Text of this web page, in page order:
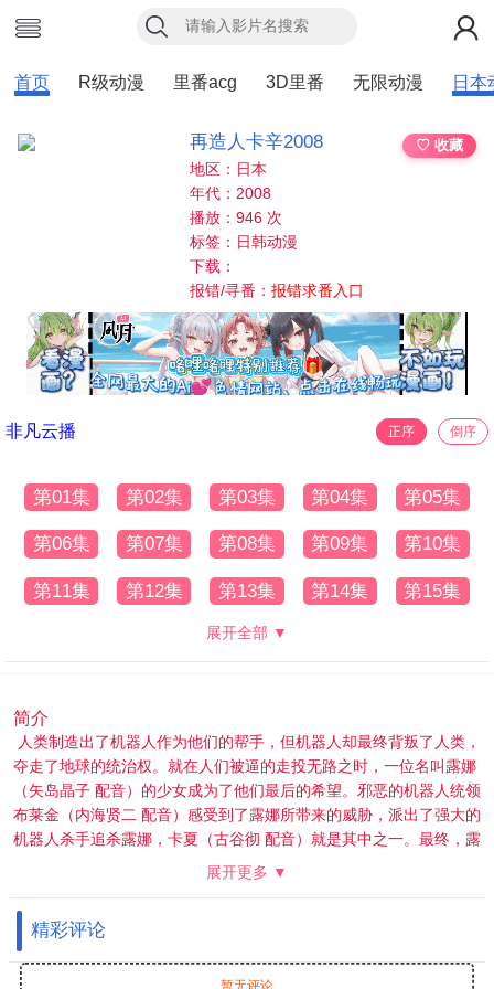
首页 R级动漫 里番acg 3D里番 无限动漫 日本
再造人卡辛2008
♡ 收藏
地区：日本
年代：2008
播放：946 次
标签：日韩动漫
下载：
报错/寻番：报错求番入口
非凡云播 正序 倒序
第01集 第02集 第03集 第04集 第05集
第06集 第07集 第08集 第09集 第10集
第11集 第12集 第13集 第14集 第15集
展开全部 ▼
简介
人类制造出了机器人作为他们的帮手，但机器人却最终背叛了人类，
夺走了地球的统治权。就在人们被逼的走投无路之时，一位名叫露娜
（矢岛晶子 配音）的少女成为了他们最后的希望。邪恶的机器人统领
布莱金（内海贤二 配音）感受到了露娜所带来的威胁，派出了强大的
机器人杀手追杀露娜，卡夏（古谷彻 配音）就是其中之一。最终，露
娜死在了卡夏的手上。 露娜死后，整个世界开始迅速的衰败，一晃眼
时，卡夏再度现身，只是此时的它已经失去了曾经的记忆，在黑暗和
混沌之中只剩下迷惘。
展开更多 ▼
精彩评论